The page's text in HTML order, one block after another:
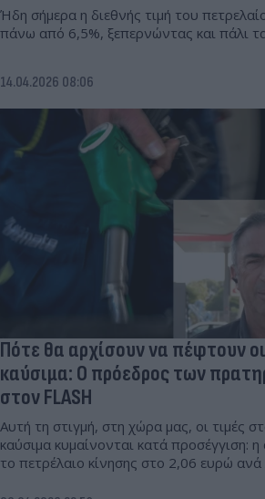
Ήδη σήμερα η διεθνής τιμή του
πάνω από 6,5%, ξεπερνώντας και πάλι
14.04.2026 08:06
Πότε θα αρχίσουν να πέφτουν
καύσιμα: Ο πρόεδρος των
στον FLASH
Αυτή τη στιγμή, στη χώρα μας, οι τιμές
καύσιμα κυμαίνονται κατά προσέγγιση:
το πετρέλαιο κίνησης στο 2,06 ευρώ ανά